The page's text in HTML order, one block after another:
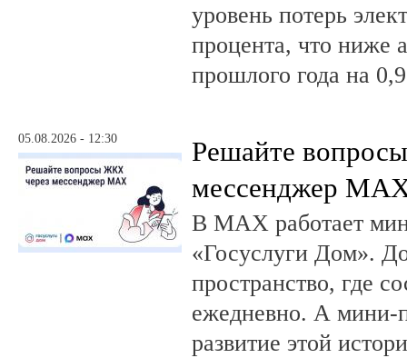
уровень потерь
процента, что ниже
прошлого года на
05.08.2026 - 12:30
Решайте
мессенджер
В MAX работает
«Госуслуги Дом».
пространство, где
ежедневно. А мини-
развитие этой